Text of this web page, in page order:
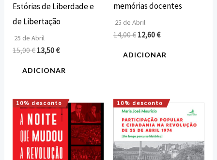
Estórias de Liberdade e
de Libertação
25 de Abril
15,00€ 13,50€
ADICIONAR
memórias docentes
25 de Abril
14,00€ 12,60€
ADICIONAR
10% desconto
O
preço
original
era:
18,00 €.
O
preço
atual
16,20 €.
10% desconto
O
preço
original
era:
18,00 €.
O
preço
atual
é:
16,20 €.